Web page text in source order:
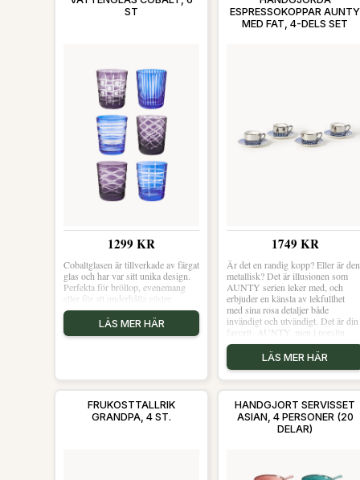
känt för sin innovativa design och
höga kvalitet. Varumärket strävar
Fåtöljer och mer Fåtöljer &
Sittpuffar hos Royal Design.
ST
1299 KR
Cobaltglasen är tillverkade av färgat
glas och har var sitt unika design.
Perfekta för bröllop, evenemang
eller för att underhålla gäster.
LÄS MER HÄR
ESPRESSOKOPPAR AUNTY
MED FAT, 4-DELS SET
1749 KR
Är det en randig kopp? Eller är den
metallisk? Det är illusionen som
AUNTY serien leker med, och
erbjuder en känsla av lekfullhet
med sina rosa detaljer både
invändigt och utvändigt. Det är din
favorit- AUNTY, men i porslin.
LÄS MER HÄR
FRUKOSTTALLRIK
GRANDPA, 4 ST.
HANDGJORT SERVISSET
ASIAN, 4 PERSONER (20
DELAR)